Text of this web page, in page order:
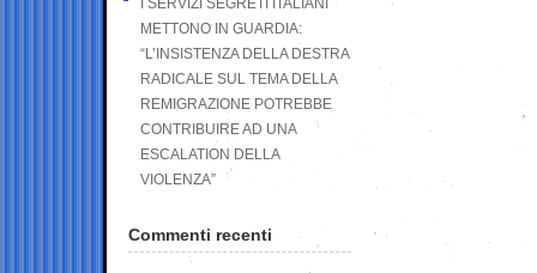
I SERVIZI SEGRETI ITALIANI
METTONO IN GUARDIA:
“L’INSISTENZA DELLA DESTRA
RADICALE SUL TEMA DELLA
REMIGRAZIONE POTREBBE
CONTRIBUIRE AD UNA
ESCALATION DELLA
VIOLENZA”
Commenti recenti